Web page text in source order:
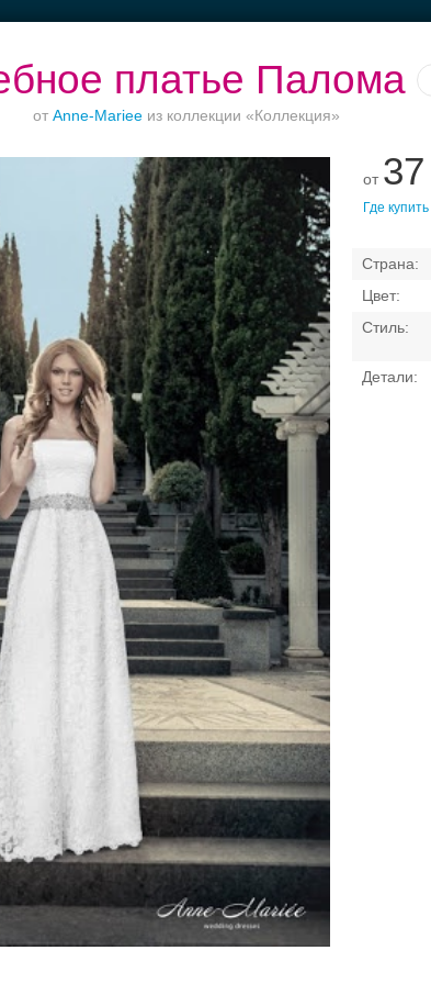
платье Палома
от Anne-Mariee из коллекции «Коллекция»
от
Где купить
Ваш безупречный
образ
Торжества за
городом
платья Банкет Транспорт
платья
стилю
Русалка Принцесса Бальное